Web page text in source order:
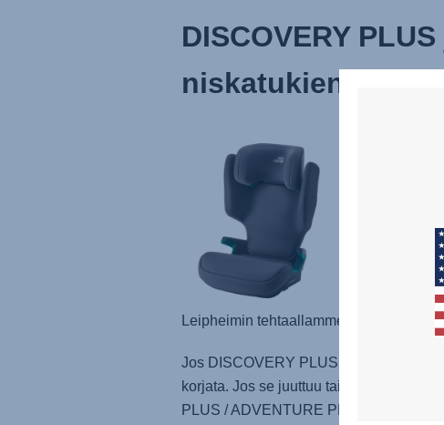
DISCOVERY
niskatukien säätö
Kuluttajilta
uudelleen
Nopea
Leipheimin tehtaallamme Saksassa.
Jos DISCOVERY PLUS /
korjata. Jos se juuttuu tai ei pysy
PLUS / ADVENTURE PLUS Headrest"